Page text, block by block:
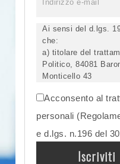
Ai sensi del d.lgs.
che:
a) titolare del
Politico, 84081
Monticello 43
elettronicamente)
autorizzati,
all'invio della
via email) di
c) la
Acconsento al
personali
e d.lgs. n.196 del